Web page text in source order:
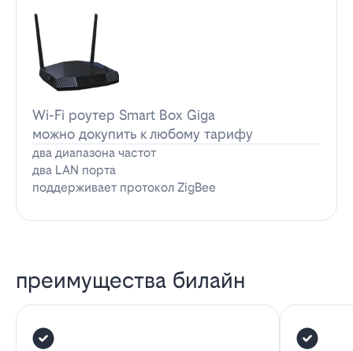
Wi-Fi роутер Smart Box Giga
можно докупить к любому тарифу
два диапазона частот
два LAN порта
поддерживает протокол ZigBee
преимущества билайн